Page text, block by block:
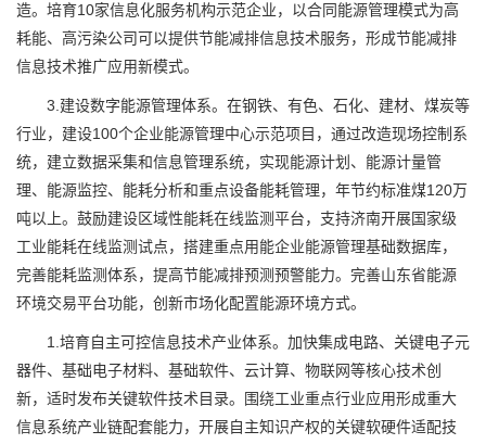
造。培育10家信息化服务机构示范企业，以合同能源管理模式为高
耗能、高污染公司可以提供节能减排信息技术服务，形成节能减排
信息技术推广应用新模式。
3.建设数字能源管理体系。在钢铁、有色、石化、建材、煤炭等
行业，建设100个企业能源管理中心示范项目，通过改造现场控制系
统，建立数据采集和信息管理系统，实现能源计划、能源计量管
理、能源监控、能耗分析和重点设备能耗管理，年节约标准煤120万
吨以上。鼓励建设区域性能耗在线监测平台，支持济南开展国家级
工业能耗在线监测试点，搭建重点用能企业能源管理基础数据库，
完善能耗监测体系，提高节能减排预测预警能力。完善山东省能源
环境交易平台功能，创新市场化配置能源环境方式。
1.培育自主可控信息技术产业体系。加快集成电路、关键电子元
器件、基础电子材料、基础软件、云计算、物联网等核心技术创
新，适时发布关键软件技术目录。围绕工业重点行业应用形成重大
信息系统产业链配套能力，开展自主知识产权的关键软硬件适配技